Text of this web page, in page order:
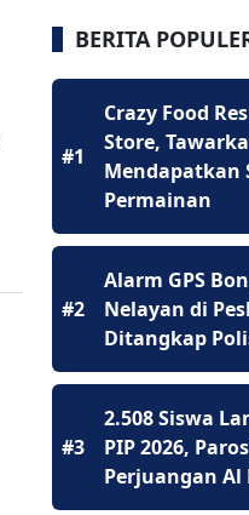
BERITA
#1
Crazy Food
Store,
Mendapatkan
Permainan
#2
Alarm GPS
Nelayan di
Ditangkap
#3
2.508 Siswa
PIP 2026,
Perjuangan